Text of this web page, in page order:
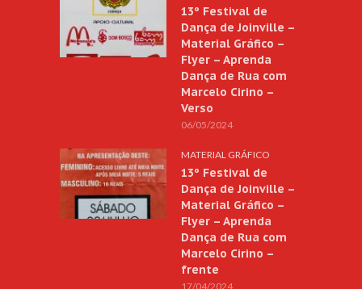
13º Festival de
Dança de Joinville –
Material Gráfico –
Flyer – Aprenda
Dança de Rua com
Marcelo Cirino –
Verso
06/05/2024
MATERIAL GRÁFICO
13º Festival de
Dança de Joinville –
Material Gráfico –
Flyer – Aprenda
Dança de Rua com
Marcelo Cirino –
frente
17/04/2024